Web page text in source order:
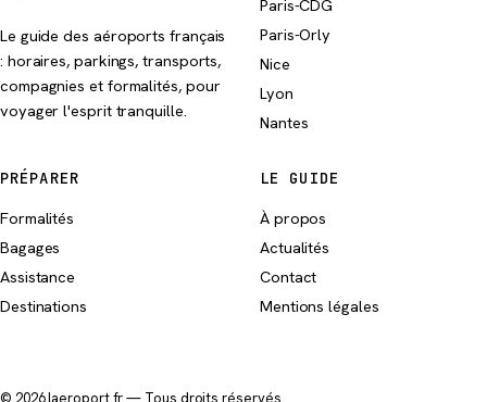
Le guide des aéroports français
: horaires, parkings, transports,
compagnies et formalités, pour
voyager l'esprit tranquille.
Paris-CDG
Paris-Orly
Nice
Lyon
Nantes
PRÉPARER
Formalités
Bagages
Assistance
Destinations
LE GUIDE
À propos
Actualités
Contact
Mentions légales